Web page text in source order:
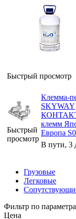
Быстрый просмотр
Быстрый
просмотр
Клемма-
SKYWAY
клемм
Европа
В пути, 3
Грузовые
Легковые
Фильтр по
Цена